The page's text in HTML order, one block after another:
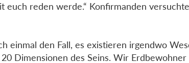
euch reden werde.“ Konfirmanden
einmal den Fall, es existieren irgendwo
Dimensionen des Seins. Wir